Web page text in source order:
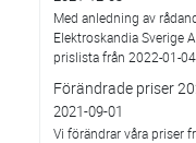
Med anledning av
Elektroskandia Sverige
prislista från 2022-01-04.
Förändrade priser
2021-09-01
Vi förändrar våra priser